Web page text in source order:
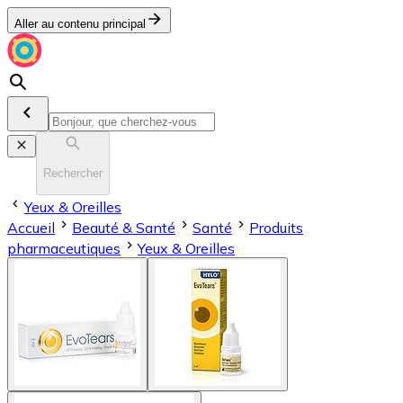
Aller au contenu principal
Rechercher
Yeux & Oreilles
Accueil
Beauté & Santé Santé
Produits
pharmaceutiques
Yeux & Oreilles